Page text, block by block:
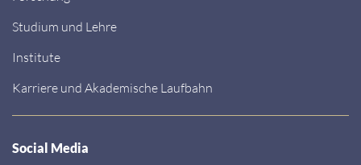
Studium und Lehre
Institute
Karriere und Akademische Laufbahn
Social Media